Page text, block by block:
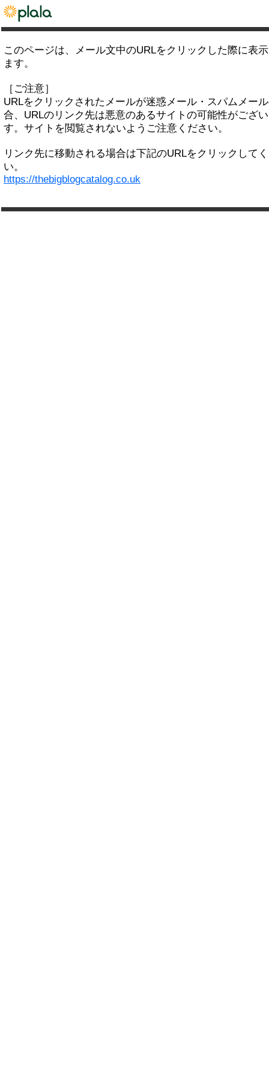
このページは、メール文中のURLをクリックした際に表
ます。
［ご注意］
URLをクリックされたメールが迷惑メール・スパムメー
合、URLのリンク先は悪意のあるサイトの可能性がござ
す。サイトを閲覧されないようご注意ください。
リンク先に移動される場合は下記のURLをクリックして
い。
https://thebigblogcatalog.co.uk